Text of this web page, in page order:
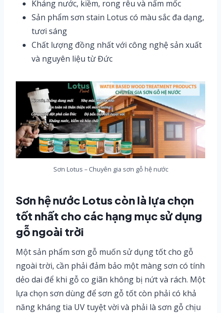
Kháng nước, kiềm, rong rêu và nấm mốc
Sản phẩm sơn stain Lotus có màu sắc đa dạng,
tươi sáng
Chất lượng đồng nhất với công nghệ sản xuất
và nguyên liệu từ Đức
Sơn Lotus – Chuyên gia sơn gỗ hệ nước
Sơn hệ nước Lotus còn là lựa chọn
tốt nhất cho các hạng mục sử dụng
gỗ ngoài trời
Một sản phẩm sơn gỗ muốn sử dụng tốt cho gỗ
ngoài trời, cần phải đảm bảo một màng sơn có tính
dẻo dai để khi gỗ co giãn không bị nứt và rách. Một
lựa chọn sơn dùng để sơn gỗ tốt còn phải có khả
năng kháng tia UV tuyệt vời và phải là sơn gỗ chịu